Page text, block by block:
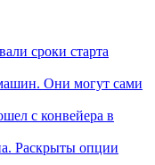
сроки старта
Они могут сами
с конвейера в
Раскрыты опции